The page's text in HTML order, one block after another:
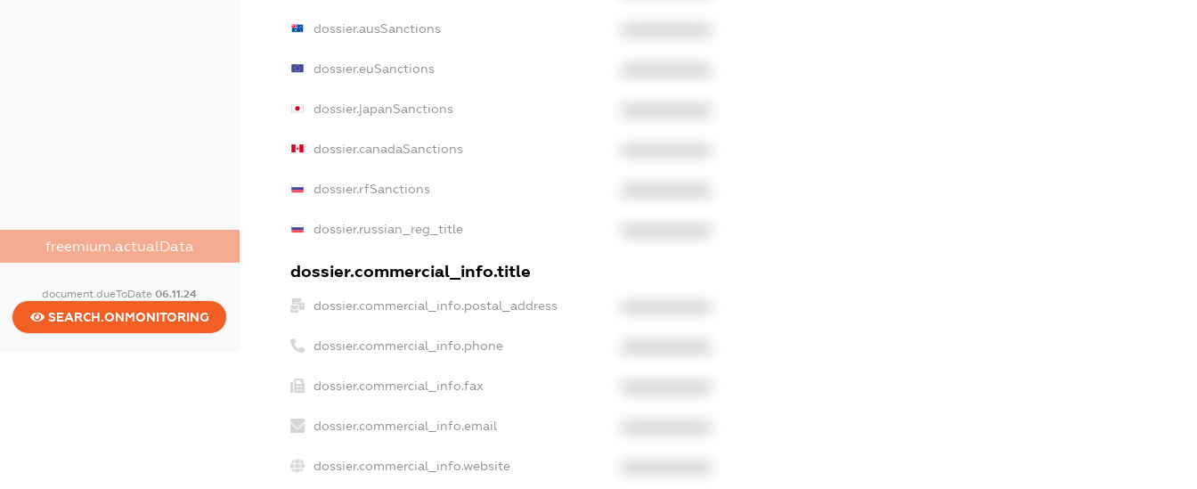
freemium.actualData
document.dueToDate06.11.24
SEARCH.ONMONITORING
dossier.ausSanctions
dossier.euSanctions
dossier.japanSanctions
dossier.canadaSanctions
dossier.rfSanctions
dossier.russian_reg_title
dossier.commercial_info.title
dossier.commercial_info.postal_address
dossier.commercial_info.phone
dossier.commercial_info.fax
dossier.commercial_info.email
dossier.commercial_info.website